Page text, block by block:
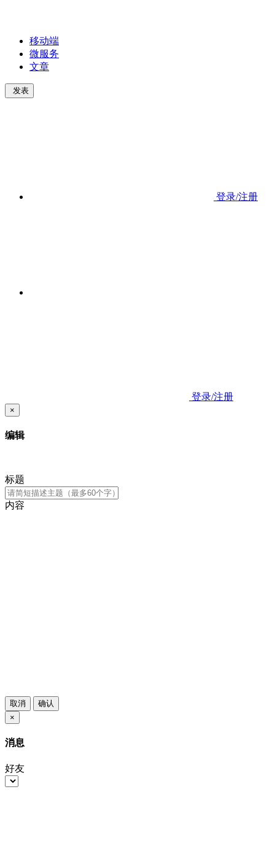
移动端
微服务
文章
发表
登录/注册
登录/注册
×
编辑
标题
内容
取消
确认
×
消息
好友